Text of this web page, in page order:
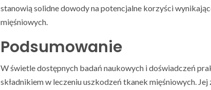
stanowią solidne dowody na potencjalne korzyści
mięśniowych.
Podsumowanie
W świetle dostępnych badań naukowych i doświadczeń
składnikiem w leczeniu uszkodzeń tkanek mięśniowych.